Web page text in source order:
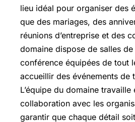
lieu idéal pour organiser des
que des mariages, des
réunions d’entreprise et des
domaine dispose de salles
conférence équipées de tout
accueillir des événements de
L’équipe du domaine travaille
collaboration avec les
garantir que chaque détail